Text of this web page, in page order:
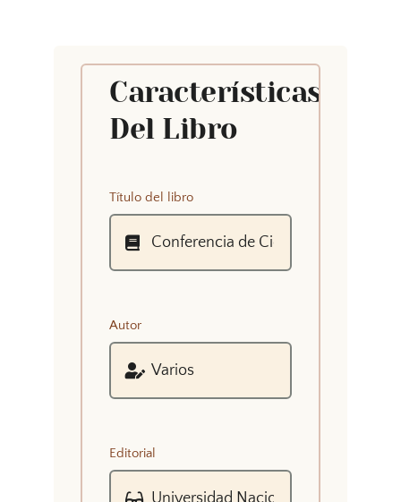
Características
Del Libro
Título del libro
Autor
Editorial